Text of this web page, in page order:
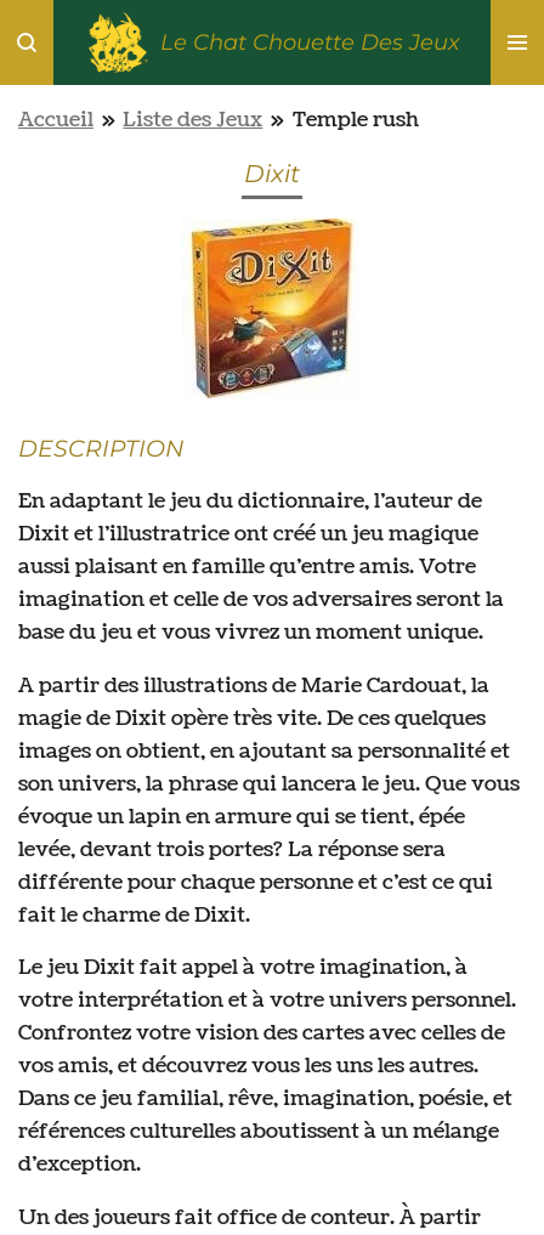
Passer
contenu
principal
Le Chat Chouette Des Jeux
Accueil » Liste des Jeux » Temple rush
Dixit
DESCRIPTION
En adaptant le jeu du dictionnaire, l’auteur de
Dixit et l’illustratrice ont créé un jeu magique
aussi plaisant en famille qu’entre amis. Votre
imagination et celle de vos adversaires seront la
base du jeu et vous vivrez un moment unique.
A partir des illustrations de Marie Cardouat, la
magie de Dixit opère très vite. De ces quelques
images on obtient, en ajoutant sa personnalité et
son univers, la phrase qui lancera le jeu. Que vous
évoque un lapin en armure qui se tient, épée
levée, devant trois portes? La réponse sera
différente pour chaque personne et c’est ce qui
fait le charme de Dixit.
Le jeu Dixit fait appel à votre imagination, à
votre interprétation et à votre univers personnel.
Confrontez votre vision des cartes avec celles de
vos amis, et découvrez vous les uns les autres.
Dans ce jeu familial, rêve, imagination, poésie, et
références culturelles aboutissent à un mélange
d’exception.
Un des joueurs fait office de conteur. À partir